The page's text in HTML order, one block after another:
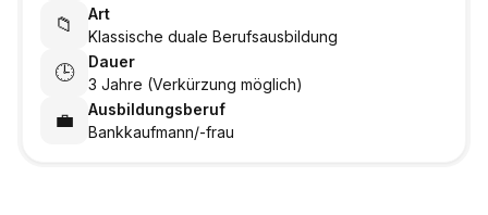
📁
Art
Klassische duale Berufsausbildung
🕒
Dauer
3 Jahre (Verkürzung möglich)
💼
Ausbildungsberuf
Bankkaufmann/-frau